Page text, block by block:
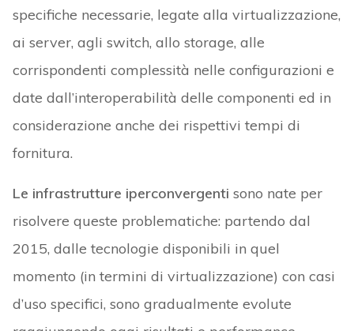
specifiche necessarie, legate alla virtualizzazione,
ai server, agli switch, allo storage, alle
corrispondenti complessità nelle configurazioni e
date dall’interoperabilità delle componenti ed in
considerazione anche dei rispettivi tempi di
fornitura.
Le infrastrutture iperconvergenti sono nate per
risolvere queste problematiche: partendo dal
2015, dalle tecnologie disponibili in quel
momento (in termini di virtualizzazione) con casi
d’uso specifici, sono gradualmente evolute